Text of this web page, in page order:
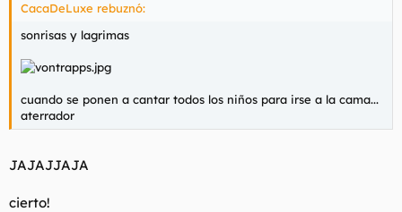
CacaDeLuxe rebuznó:
sonrisas y lagrimas
cuando se ponen a cantar todos los niños para irse a la cama...
aterrador
JAJAJJAJA
cierto!